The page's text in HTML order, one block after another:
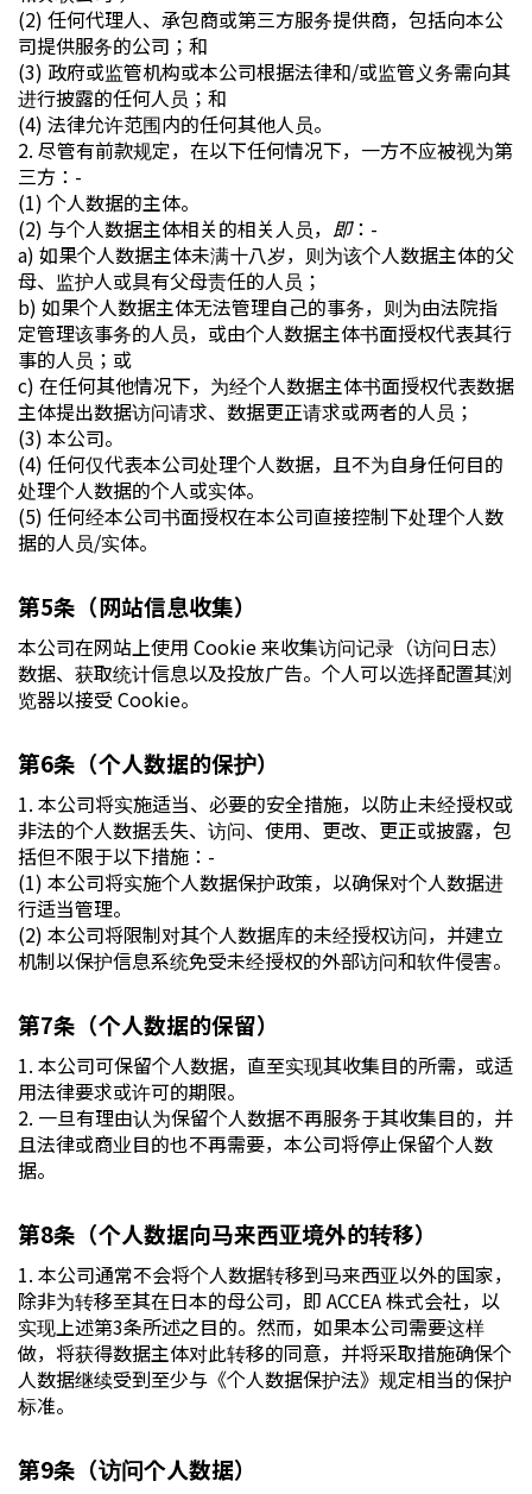
(2) 任何代理人、承包商或第三方服务提供商，包括向本公
司提供服务的公司；和
(3) 政府或监管机构或本公司根据法律和/或监管义务需向其
进行披露的任何人员；和
(4) 法律允许范围内的任何其他人员。
2. 尽管有前款规定，在以下任何情况下，一方不应被视为第
三方：-
(1) 个人数据的主体。
(2) 与个人数据主体相关的相关人员， 即：-
a) 如果个人数据主体未满十八岁，则为该个人数据主体的父
母、监护人或具有父母责任的人员；
b) 如果个人数据主体无法管理自己的事务，则为由法院指
定管理该事务的人员，或由个人数据主体书面授权代表其行
事的人员；或
c) 在任何其他情况下，为经个人数据主体书面授权代表数据
主体提出数据访问请求、数据更正请求或两者的人员；
(3) 本公司。
(4) 任何仅代表本公司处理个人数据，且不为自身任何目的
处理个人数据的个人或实体。
(5) 任何经本公司书面授权在本公司直接控制下处理个人数
据的人员/实体。
第5条（网站信息收集）
本公司在网站上使用 Cookie 来收集访问记录（访问日志）
数据、获取统计信息以及投放广告。个人可以选择配置其浏
览器以接受 Cookie。
第6条（个人数据的保护）
1. 本公司将实施适当、必要的安全措施，以防止未经授权或
非法的个人数据丢失、访问、使用、更改、更正或披露，包
括但不限于以下措施：-
(1) 本公司将实施个人数据保护政策，以确保对个人数据进
行适当管理。
(2) 本公司将限制对其个人数据库的未经授权访问，并建立
机制以保护信息系统免受未经授权的外部访问和软件侵害。
第7条（个人数据的保留）
1. 本公司可保留个人数据，直至实现其收集目的所需，或适
用法律要求或许可的期限。
2. 一旦有理由认为保留个人数据不再服务于其收集目的，并
且法律或商业目的也不再需要，本公司将停止保留个人数
据。
第8条（个人数据向马来西亚境外的转移）
1. 本公司通常不会将个人数据转移到马来西亚以外的国家，
除非为转移至其在日本的母公司，即 ACCEA 株式会社，以
实现上述第3条所述之目的。然而，如果本公司需要这样
做，将获得数据主体对此转移的同意，并将采取措施确保个
人数据继续受到至少与《个人数据保护法》规定相当的保护
标准。
第9条（访问个人数据）